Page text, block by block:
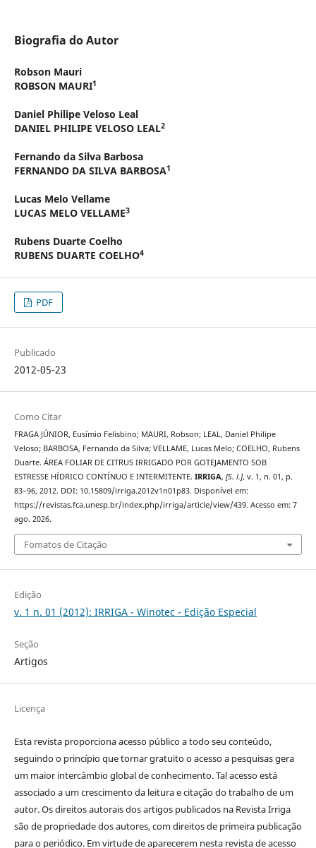
Biografia do Autor
Robson Mauri
ROBSON MAURI1
Daniel Philipe Veloso Leal
DANIEL PHILIPE VELOSO LEAL2
Fernando da Silva Barbosa
FERNANDO DA SILVA BARBOSA1
Lucas Melo Vellame
LUCAS MELO VELLAME3
Rubens Duarte Coelho
RUBENS DUARTE COELHO4
PDF
Publicado
2012-05-23
Como Citar
FRAGA JÚNIOR, Eusímio Felisbino; MAURI, Robson; LEAL, Daniel Philipe
Veloso; BARBOSA, Fernando da Silva; VELLAME, Lucas Melo; COELHO, Rubens
Duarte. ÁREA FOLIAR DE CITRUS IRRIGADO POR GOTEJAMENTO SOB
ESTRESSE HÍDRICO CONTÍNUO E INTERMITENTE. IRRIGA, [S. l.], v. 1, n. 01, p.
83–96, 2012. DOI: 10.15809/irriga.2012v1n01p83. Disponível em:
https://revistas.fca.unesp.br/index.php/irriga/article/view/439. Acesso em: 7
ago. 2026.
Fomatos de Citação
Edição
v. 1 n. 01 (2012): IRRIGA - Winotec - Edição Especial
Seção
Artigos
Licença
Esta revista proporciona acesso público a todo seu conteúdo,
seguindo o princípio que tornar gratuito o acesso a pesquisas gera
um maior intercâmbio global de conhecimento. Tal acesso está
associado a um crescimento da leitura e citação do trabalho de um
autor. Os direitos autorais dos artigos publicados na Revista Irriga
são de propriedade dos autores, com direitos de primeira publicação
para o periódico. Em virtude de aparecerem nesta revista de acesso